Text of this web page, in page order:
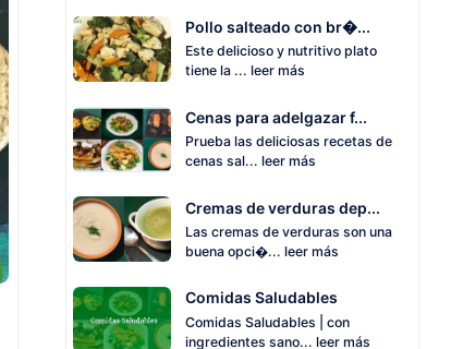
Pollo salteado con br�...
Este delicioso y nutritivo plato
tiene la ... leer más
Cenas para adelgazar f...
Prueba las deliciosas recetas de
cenas sal... leer más
Cremas de verduras dep...
Las cremas de verduras son una
buena opci�... leer más
Comidas Saludables
Comidas Saludables | con
ingredientes sano... leer más